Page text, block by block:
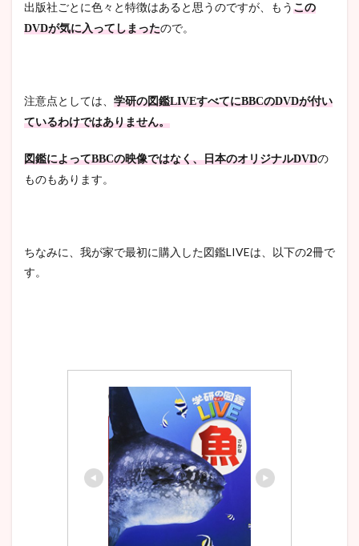
出版社ごとに色々と特徴はあると思うのですが、もう この
DVDが気に入ってしまったので。
注意点としては、 学研の図鑑LIVEすべてにBBCのDVDが付い
ているわけではありません。
図鑑によってBBCの映像ではなく、日本のオリジナルDVDの
ものもあります。
ちなみに、我が家で最初に購入した図鑑LIVEは、以下の2冊で
す。